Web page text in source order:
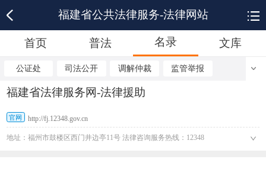
福建省公共法律服务-法律网站
首页 普法 名录 文库
公证处 司法公开 调解仲裁 监管举报
福建省法律服务网-法律援助
官网 http://fj.12348.gov.cn
地址：福州市鼓楼区西门井边亭11号 法律咨询服务热线：12348